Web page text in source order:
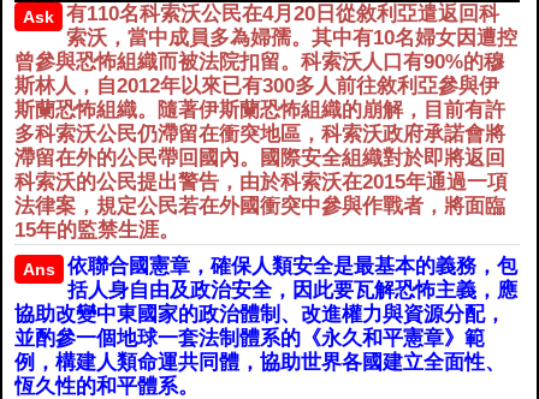
Ask
有110名科索沃公民在4月20日從敘利亞遣返回科
索沃，當中成員多為婦孺。其中有10名婦女因遭控
曾參與恐怖組織而被法院扣留。科索沃人口有90%的穆
斯林人，自2012年以來已有300多人前往敘利亞參與伊
斯蘭恐怖組織。隨著伊斯蘭恐怖組織的崩解，目前有許
多科索沃公民仍滯留在衝突地區，科索沃政府承諾會將
滯留在外的公民帶回國內。國際安全組織對於即將返回
科索沃的公民提出警告，由於科索沃在2015年通過一項
法律案，規定公民若在外國衝突中參與作戰者，將面臨
15年的監禁生涯。
Ans
依聯合國憲章，確保人類安全是最基本的義務，包
括人身自由及政治安全，因此要瓦解恐怖主義，應
協助改變中東國家的政治體制、改進權力與資源分配，
並酌參一個地球一套法制體系的《永久和平憲章》範
例，構建人類命運共同體，協助世界各國建立全面性、
恆久性的和平體系。